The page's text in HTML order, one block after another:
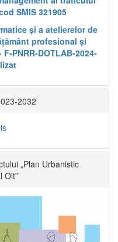
SMIS 321905
și a atelierelor de
profesional și
PNRR-DOTLAB-2024-
2032
„Plan Urbanistic
Olt”